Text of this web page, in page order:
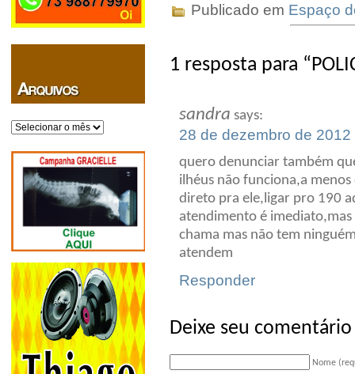
Arquivos
Publicado em Espaço
1 resposta para
sandra says:
28 de dezembro de
quero denunciar também
ilhéus não funciona,a
direto pra ele,ligar pro 190
atendimento é
chama mas não tem
atendem
Responder
Deixe seu comentário
Nome